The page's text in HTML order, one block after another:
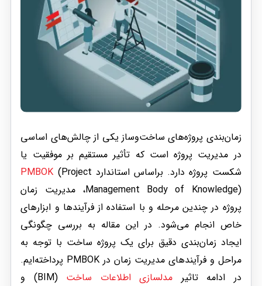
زمان‌بندی پروژه‌های ساخت‌وساز یکی از چالش‌های اساسی
در مدیریت پروژه است که تأثیر مستقیم بر موفقیت یا
شکست پروژه دارد. براساس استاندارد
PMBOK (Project
Management Body of Knowledge)، مدیریت زمان
پروژه در چندین مرحله و با استفاده از فرآیندها و ابزارهای
خاص انجام می‌شود. در این مقاله به بررسی چگونگی
ایجاد زمان‌بندی دقیق برای یک پروژه ساخت‌ با توجه به
مراحل و فرآیندهای مدیریت زمان در PMBOK پرداخته‌ایم.
در ادامه تاثیر مدلسازی اطلاعات ساخت
(BIM) و